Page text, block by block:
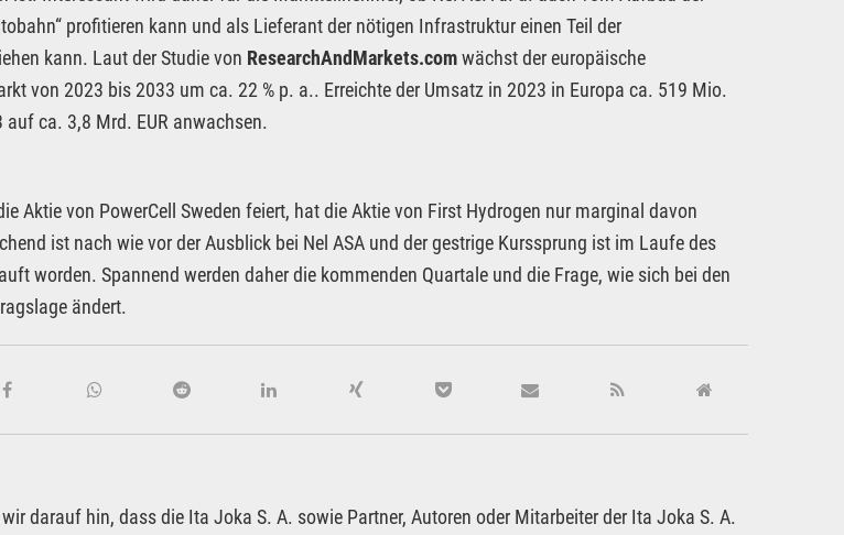
profitieren kann und als Lieferant der nötigen Infrastruktur einen Teil der
kann. Laut der Studie von ResearchAndMarkets.comwächst der europäische
von 2023 bis 2033 um ca. 22 % p. a.. Erreichte der Umsatz in 2023 in Europa ca. 519 Mio.
auf ca. 3,8 Mrd. EUR anwachsen.
Aktie von PowerCell Sweden feiert, hat die Aktie von First Hydrogen nur marginal davon
ist nach wie vor der Ausblick bei Nel ASA und der gestrige Kurssprung ist im Laufe des
worden. Spannend werden daher die kommenden Quartale und die Frage, wie sich bei den
ändert.
darauf hin, dass die Ita Joka S. A. sowie Partner, Autoren oder Mitarbeiter der Ita Joka S. A.